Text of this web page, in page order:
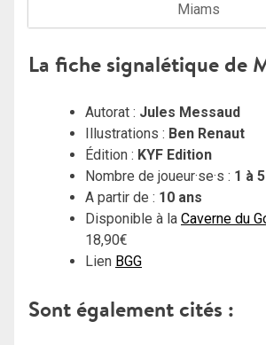
Miams
La fiche signalétique de
Autorat : Jules Messaud
Illustrations : Ben Renaut
Édition : KYF Edition
Nombre de joueur·se·s : 1 à 5
A partir de : 10 ans
Disponible à la Caverne du
18,90€
Lien BGG
Sont également cités :